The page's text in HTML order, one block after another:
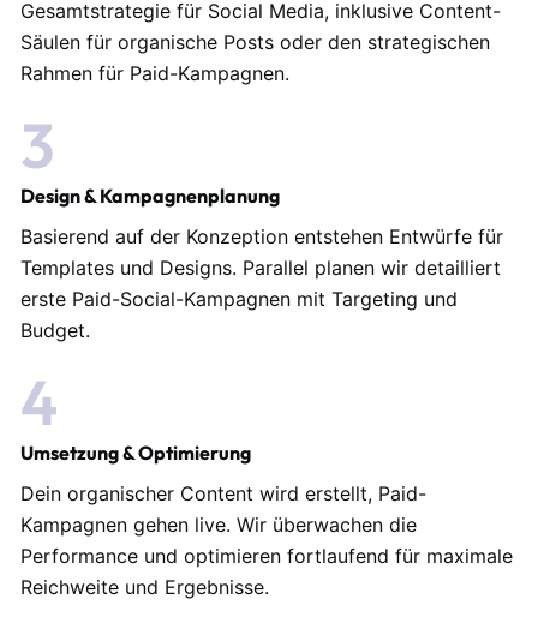
Gesamtstrategie für Social Media, inklusive Content-
Säulen für organische Posts oder den strategischen
Rahmen für Paid-Kampagnen.
3
Design & Kampagnenplanung
Basierend auf der Konzeption entstehen Entwürfe für
Templates und Designs. Parallel planen wir detailliert
erste Paid-Social-Kampagnen mit Targeting und
Budget.
4
Umsetzung & Optimierung
Dein organischer Content wird erstellt, Paid-
Kampagnen gehen live. Wir überwachen die
Performance und optimieren fortlaufend für maximale
Reichweite und Ergebnisse.